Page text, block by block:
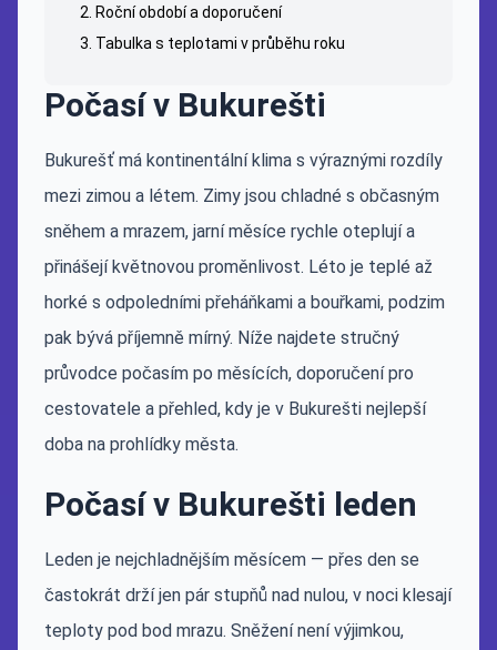
Roční období a doporučení
Tabulka s teplotami v průběhu roku
Počasí v Bukurešti
Bukurešť má kontinentální klima s výraznými rozdíly
mezi zimou a létem. Zimy jsou chladné s občasným
sněhem a mrazem, jarní měsíce rychle oteplují a
přinášejí květnovou proměnlivost. Léto je teplé až
horké s odpoledními přeháňkami a bouřkami, podzim
pak bývá příjemně mírný. Níže najdete stručný
průvodce počasím po měsících, doporučení pro
cestovatele a přehled, kdy je v Bukurešti nejlepší
doba na prohlídky města.
Počasí v Bukurešti leden
Leden je nejchladnějším měsícem — přes den se
častokrát drží jen pár stupňů nad nulou, v noci klesají
teploty pod bod mrazu. Sněžení není výjimkou,